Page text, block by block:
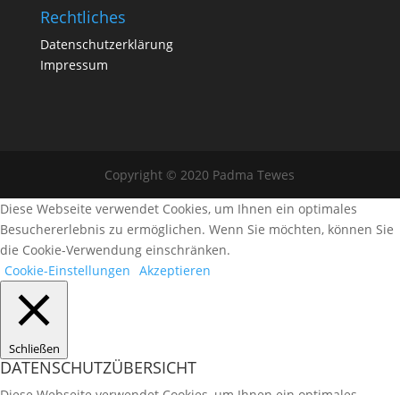
Rechtliches
Datenschutzerklärung
Impressum
Copyright © 2020 Padma Tewes
Diese Webseite verwendet Cookies, um Ihnen ein optimales
Besuchererlebnis zu ermöglichen. Wenn Sie möchten, können Sie
die Cookie-Verwendung einschränken.
Cookie-Einstellungen Akzeptieren
Schließen
DATENSCHUTZÜBERSICHT